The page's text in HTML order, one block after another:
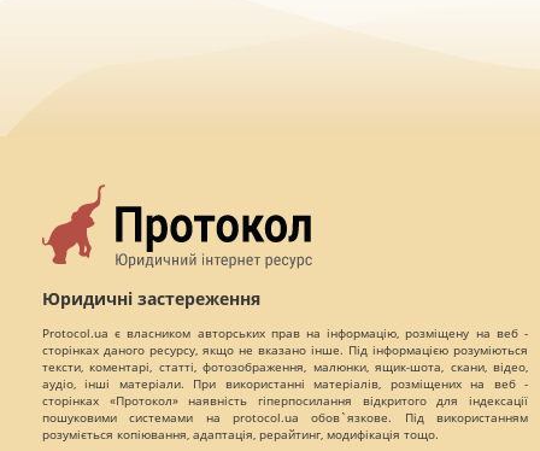
Юридичні застереження
Protocol.ua є власником авторських прав на інформацію, розміщену на веб -
сторінках даного ресурсу, якщо не вказано інше. Під інформацією розуміються
тексти, коментарі, статті, фотозображення, малюнки, ящик-шота, скани, відео,
аудіо, інші матеріали. При використанні матеріалів, розміщених на веб -
сторінках «Протокол» наявність гіперпосилання відкритого для індексації
пошуковими системами на protocol.ua обов`язкове. Під використанням
розуміється копіювання, адаптація, рерайтинг, модифікація тощо.